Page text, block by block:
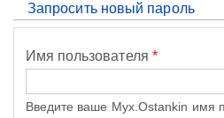
Запросить новый пароль
Имя пользователя *
Введите ваше Myx.Ostankin имя